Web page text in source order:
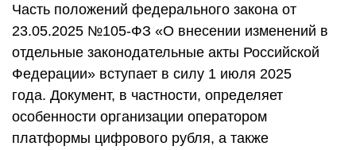
Часть положений федерального закона от
23.05.2025 №105-ФЗ «О внесении изменений в
отдельные законодательные акты Российской
Федерации» вступает в силу 1 июля 2025
года. Документ, в частности, определяет
особенности организации оператором
платформы цифрового рубля, а также